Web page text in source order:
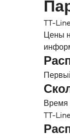
TT-
Цены
Время
TT-